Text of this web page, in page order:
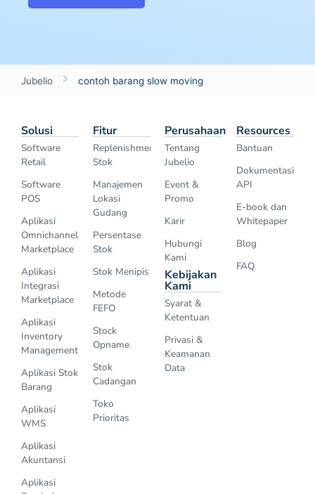
Jubelio contoh barang slow moving
Solusi
Software
Retail
Software
POS
Aplikasi
Omnichannel
Marketplace
Aplikasi
Integrasi
Marketplace
Aplikasi
Inventory
Management
Aplikasi Stok
Barang
Aplikasi
WMS
Aplikasi
Akuntansi
Aplikasi
Fitur
Replenishment
Stok
Manajemen
Lokasi
Gudang
Persentase
Stok
Stok Menipis
Metode
FEFO
Stock
Opname
Stok
Cadangan
Toko
Prioritas
Perusahaan
Tentang
Jubelio
Event &
Promo
Karir
Hubungi
Kami
Kebijakan
Kami
Syarat &
Ketentuan
Privasi &
Keamanan
Data
Resources
Bantuan
Dokumentasi
API
E-book dan
Whitepaper
Blog
FAQ